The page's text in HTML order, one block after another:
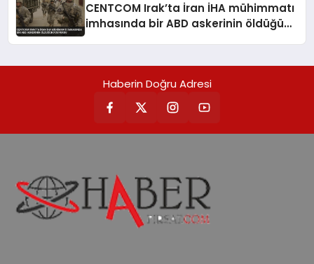
CENTCOM Irak’ta İran İHA mühimmatı
imhasında bir ABD askerinin öldüğünü
Haberin Doğru Adresi